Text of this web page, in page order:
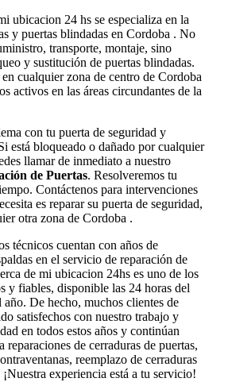
ubicacion 24 hs se especializa en la
y puertas blindadas en Cordoba . No
transporte, montaje, sino
y sustitución de puertas blindadas.
cualquier zona de centro de Cordoba
activos en las áreas circundantes de la
con tu puerta de seguridad y
está bloqueado o dañado por cualquier
llamar de inmediato a nuestro
de Puertas. Resolveremos tu
Contáctenos para intervenciones
es reparar su puerta de seguridad,
otra zona de Cordoba .
técnicos cuentan con años de
en el servicio de reparación de
de mi ubicacion 24hs es uno de los
y fiables, disponible las 24 horas del
De hecho, muchos clientes de
satisfechos con nuestro trabajo y
en todos estos años y continúan
reparaciones de cerraduras de puertas,
reemplazo de cerraduras
experiencia está a tu servicio!